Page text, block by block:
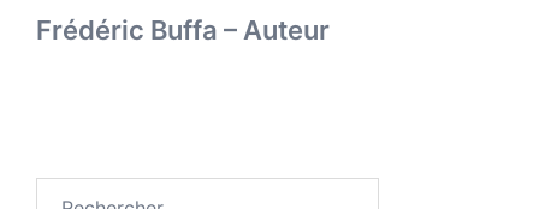
Frédéric Buffa – Auteur